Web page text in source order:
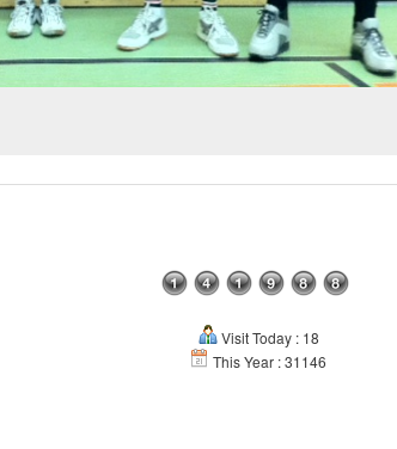
Visit Today : 18
This Year : 31146